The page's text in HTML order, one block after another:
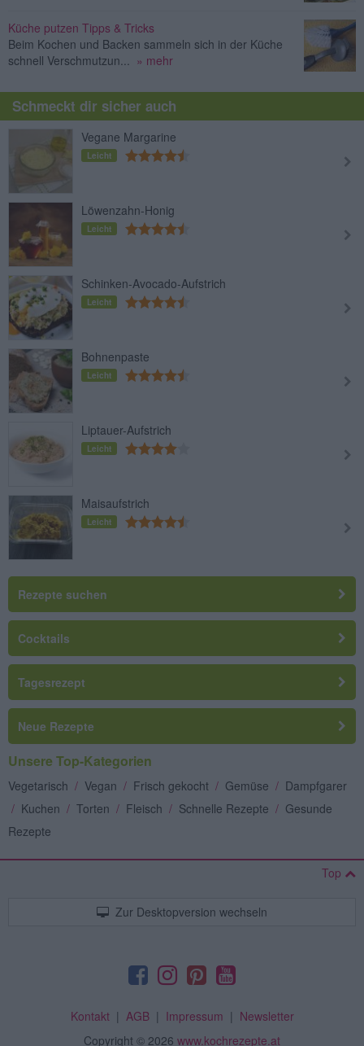
Küche putzen Tipps & Tricks
Beim Kochen und Backen sammeln sich in der Küche
schnell Verschmutzun...
» mehr
Schmeckt dir sicher auch
Vegane Margarine
Leicht
Löwenzahn-Honig
Leicht
Schinken-Avocado-Aufstrich
Leicht
Bohnenpaste
Leicht
Liptauer-Aufstrich
Leicht
Maisaufstrich
Leicht
Rezepte suchen
Cocktails
Tagesrezept
Neue Rezepte
Unsere Top-Kategorien
Vegetarisch / Vegan / Frisch gekocht / Gemüse / Dampfgarer
/ Kuchen / Torten / Fleisch / Schnelle Rezepte / Gesunde
Rezepte
Top
Zur Desktopversion wechseln
Kontakt| AGB| Impressum | Newsletter
Copyright © 2026 www.kochrezepte.at